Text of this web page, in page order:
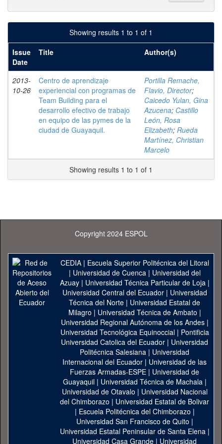
Showing results 1 to 1 of 1
Issue
Date
Title Author(s)
2013-
10-26
Centro de aprendizaje
experiencial con programas de
Team Building para el
desarrollo efectivo de trabajo
en equipo de las pymes de la
ciudad de Guayaquil.
Portilla Remache,
Flavio, Director;
Caicedo Yulan, Gina
Azucena; Castillo
León, Rosa
Elizabeth; Rueda
Martínez, Christian
Marcelo
Showing results 1 to 1 of 1
Copyright 2024 ESPOL
CEDIA| Escuela Superior Politécnica del Litoral
| Universidad de Cuenca| Universidad del
Azuay| Universidad Técnica Particular de Loja|
Universidad Central del Ecuador| Universidad
Técnica del Norte | Universidad Estatal de
Milagro | Universidad Técnica de Ambato |
Universidad Regional Autónoma de los Andes|
Universidad Tecnológica Equinoccial| Pontificia
Universidad Catolica del Ecuador | Universidad
Politécnica Salesiana | Universidad
Internacional del Ecuador | Universidad de las
Fuerzas Armadas-ESPE | Universidad de
Guayaquil| Universidad Técnica de Machala|
Universidad de Otavalo | Universidad Nacional
del Chimborazo | Universidad Estatal de Bolivar
| Escuela Politécnica del Chimborazo |
Universidad San Francisco de Quito |
Universidad Estatal Peninsular de Santa Elena|
Universidad Casa Grande | Universidad